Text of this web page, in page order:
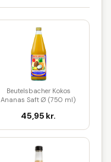
Beutelsbacher Kokos
Ananas Saft Ø (750 ml)
45,95 kr.